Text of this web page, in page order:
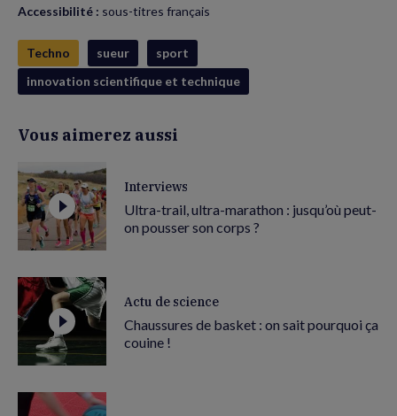
Accessibilité : sous-titres français
Techno sueur
sport
innovation scientifique et technique
Vous aimerez aussi
Interviews
Ultra-trail, ultra-marathon : jusqu’où peut-
on pousser son corps ?
Actu de science
Chaussures de basket : on sait pourquoi ça
couine !